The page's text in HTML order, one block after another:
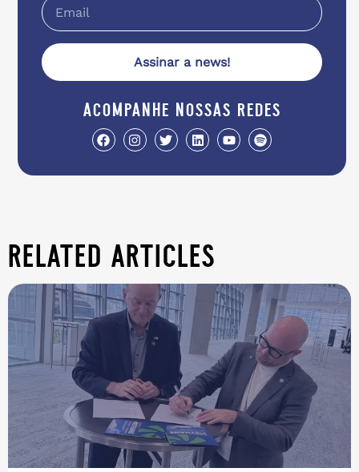
Assinar a news!
acompanhe nossas redes
related articles